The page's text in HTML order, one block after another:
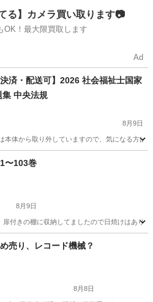
る】カメラ買い取ります📷
OK！最大限買取します
Ad
決済・配送可】2026 社会福祉士国家
中央法規
8月9日
本体から取り外していますので、気になる方は
社会福祉士国家試験
〜103巻
8月9日
付きの棚に収納してましたので日焼けはあり
ガ、コミック、アニメ
売り、レコード機械？
8月8日